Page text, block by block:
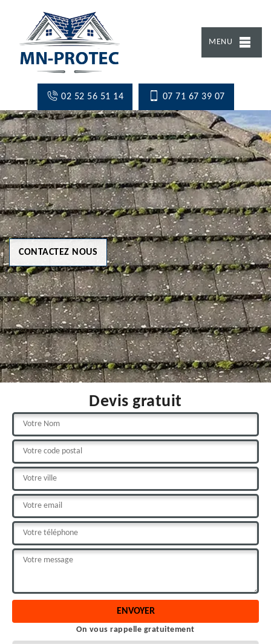
MENU
02 52 56 51 14 07 71 67 39 07
CONTACTEZ NOUS
Devis gratuit
On vous rappelle gratuitement